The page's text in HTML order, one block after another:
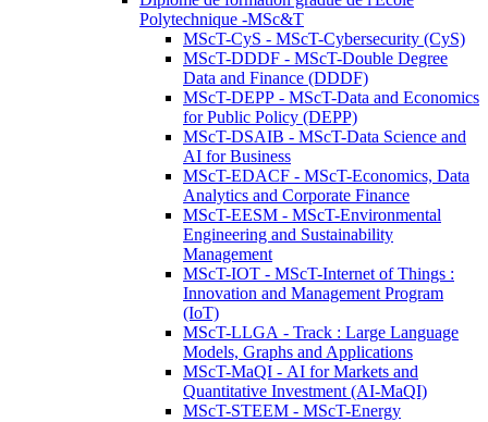
Polytechnique -MSc&T
MScT-CyS - MScT-Cybersecurity (CyS)
MScT-DDDF - MScT-Double Degree
Data and Finance (DDDF)
MScT-DEPP - MScT-Data and Economics
for Public Policy (DEPP)
MScT-DSAIB - MScT-Data Science and
AI for Business
MScT-EDACF - MScT-Economics, Data
Analytics and Corporate Finance
MScT-EESM - MScT-Environmental
Engineering and Sustainability
Management
MScT-IOT - MScT-Internet of Things :
Innovation and Management Program
(IoT)
MScT-LLGA - Track : Large Language
Models, Graphs and Applications
MScT-MaQI - AI for Markets and
Quantitative Investment (AI-MaQI)
MScT-STEEM - MScT-Energy